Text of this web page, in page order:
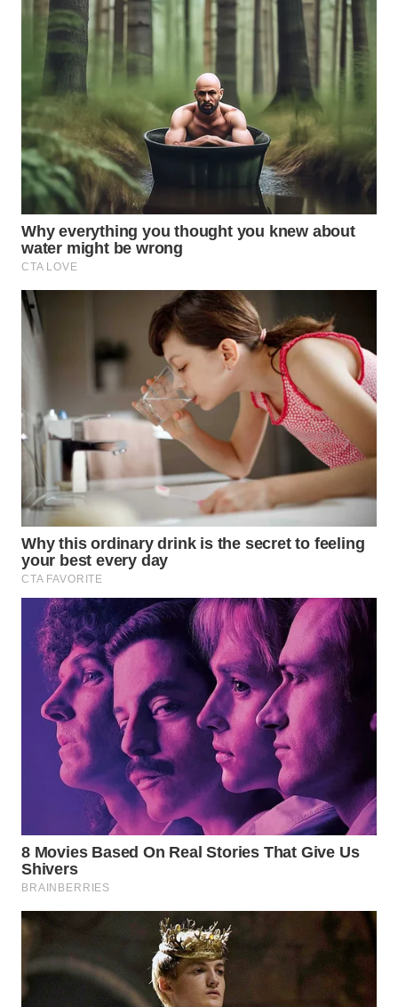
WN DELI
SERDANG
TEBING
TINGGI
WN
PAKPAK
WN
KARAWANG
BEKASI
WN
DEPOK
WN
TAPANULI
UTARA
WN
SAMOSIR
WN
PADANG
LAWAS
WN
SUMEDANG
WN
KEPULAUAN
TANGERANG